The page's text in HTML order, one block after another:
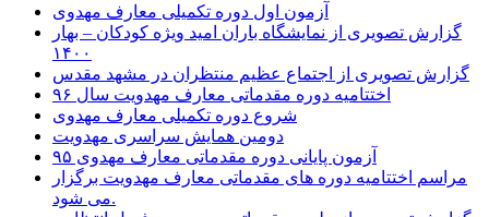
آزمون اول دوره تکمیلی معارف مهدوی
گزارش تصویری از نمایشگاه باران امید ویژه کودکان – بهار
۱۴۰۰
گزارش تصویری از اجتماع عظیم منتظران در مشهد مقدس
اختتامیه دوره مقدماتی معارف مهدویت سال ۹۶
شروع دوره تکمیلی معارف مهدوی
دومین همایش سراسری مهدویت
آزمون پایانی دوره مقدماتی معارف مهدوی ۹۵
مراسم اختتامیه دوره های مقدماتی معارف مهدویت برگزار
می شود.